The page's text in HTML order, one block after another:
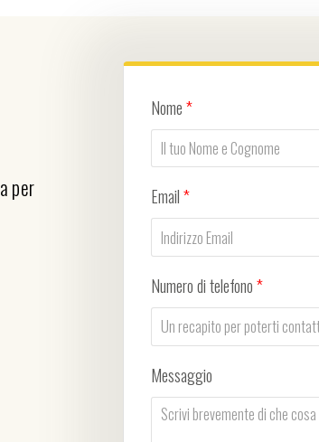
per
Nome*
Email*
Numero di telefono*
Messaggio